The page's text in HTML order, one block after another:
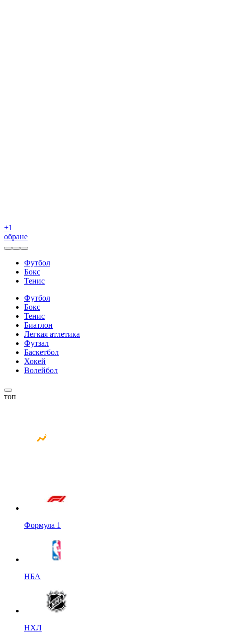
+1
обране
Футбол
Бокс
Тенис
Футбол
Бокс
Тенис
Биатлон
Легкая атлетика
Футзал
Баскетбол
Хокей
Волейбол
топ
Формула 1
НБА
НХЛ